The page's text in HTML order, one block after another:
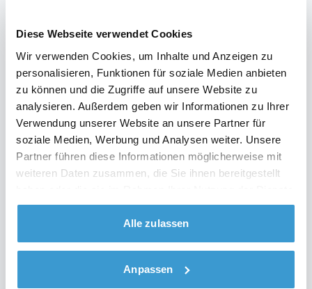
Diese Webseite verwendet Cookies
Wir verwenden Cookies, um Inhalte und Anzeigen zu
personalisieren, Funktionen für soziale Medien anbieten
zu können und die Zugriffe auf unsere Website zu
analysieren. Außerdem geben wir Informationen zu Ihrer
Verwendung unserer Website an unsere Partner für
soziale Medien, Werbung und Analysen weiter. Unsere
Partner führen diese Informationen möglicherweise mit
weiteren Daten zusammen, die Sie ihnen bereitgestellt
gesammelt haben.
Alle zulassen
Anpassen
immer richtig liegen.
Unsere DJs gehören zu den meistgebuchten in
Delbrück, mit einer durchschnittlichen Bewertung von
9,2. Und im unwahrscheinlichen Fall, dass Sie mit Ihrem
DJ nicht zufrieden sind? Erhalten Sie Ihr Geld zurück.
an